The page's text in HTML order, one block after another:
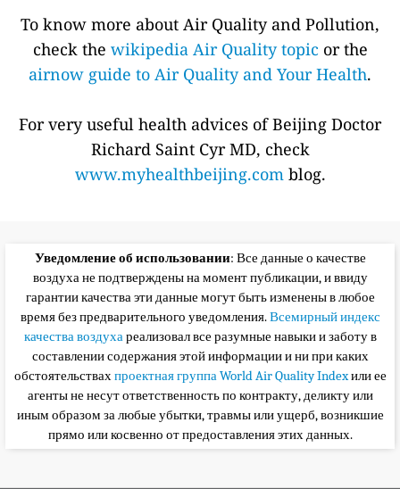
To know more about Air Quality and Pollution,
check the wikipedia Air Quality topic or the
airnow guide to Air Quality and Your Health.
For very useful health advices of Beijing Doctor
Richard Saint Cyr MD, check
www.myhealthbeijing.comblog.
Уведомление об использовании: Все данные о качестве
воздуха не подтверждены на момент публикации, и ввиду
гарантии качества эти данные могут быть изменены в любое
время без предварительного уведомления.Всемирный индекс
качества воздухареализовал все разумные навыки и заботу в
составлении содержания этой информации и ни при каких
обстоятельствахпроектная группа World Air Quality Indexили ее
агенты не несут ответственность по контракту, деликту или
иным образом за любые убытки, травмы или ущерб, возникшие
прямо или косвенно от предоставления этих данных.